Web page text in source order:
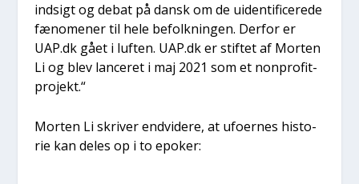
ind­sigt og debat på dansk om de uiden­ti­fi­ce­re­de
fæno­me­ner til hele befolk­nin­gen. Der­for er
UAP.dk gået i luf­ten. UAP.dk er stif­tet af Mor­ten
Li og blev lan­ce­ret i maj 2021 som et non­pro­fit-
pro­jekt.“
Mor­ten Li skri­ver end­vi­de­re, at ufo­er­nes histo­
rie kan deles op i to epo­ker: